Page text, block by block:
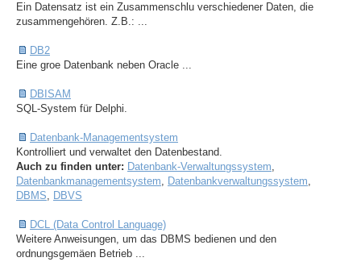
Ein Datensatz ist ein Zusammenschlu verschiedener Daten, die
zusammengehören. Z.B.: ...
DB2
Eine groe Datenbank neben Oracle ...
DBISAM
SQL-System für Delphi.
Datenbank-Managementsystem
Kontrolliert und verwaltet den Datenbestand.
Auch zu finden unter: Datenbank-Verwaltungssystem,
Datenbankmanagementsystem, Datenbankverwaltungssystem,
DBMS, DBVS
DCL (Data Control Language)
Weitere Anweisungen, um das DBMS bedienen und den
ordnungsgemäen Betrieb ...